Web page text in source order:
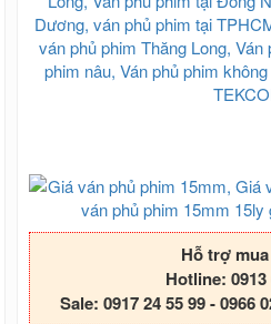
Hỗ trợ
Hotline: 0913
Sale: 0917 24 55 99 - 0966